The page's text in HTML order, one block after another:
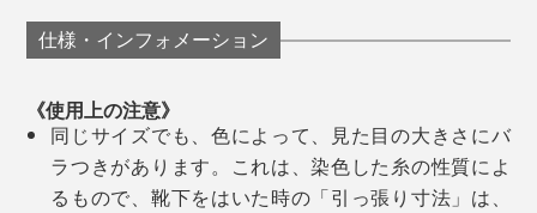
編み目の細かい、上質感漂うつくりは、さすがメイド・
場にも合う、大人にふさわしい靴下です。
っくりするくらい、足のジメジメが少ない！いやな足ム
レのニオイもほとんど感じません。
仕様・インフォメーション
《使用上の注意》
同じサイズでも、色によって、見た目の大きさにバ
ラつきがあります。これは、染色した糸の性質によ
るもので、靴下をはいた時の「引っ張り寸法」は、